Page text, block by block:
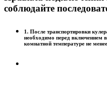
соблюдайте
1. После транспортировки
необходимо перед включением
комнатной температуре не